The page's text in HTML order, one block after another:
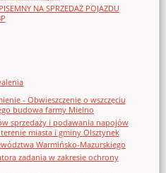
NA SPRZEDAŻ POJAZDU
- Obwieszczenie o wszczęciu
budowa farmy Mielno
sprzedaży i podawania napojów
miasta i gminy Olsztynek
Warmińsko-Mazurskiego
zadania w zakresie ochrony